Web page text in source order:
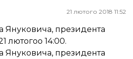
21 лютого 2018 11:52
Януковича, президента
лютогоо 14:00.
Януковича, президента